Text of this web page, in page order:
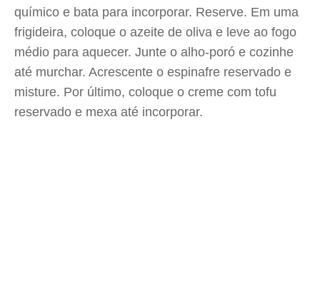
químico e bata para incorporar. Reserve. Em uma
frigideira, coloque o azeite de oliva e leve ao fogo
médio para aquecer. Junte o alho-poró e cozinhe
até murchar. Acrescente o espinafre reservado e
misture. Por último, coloque o creme com tofu
reservado e mexa até incorporar.